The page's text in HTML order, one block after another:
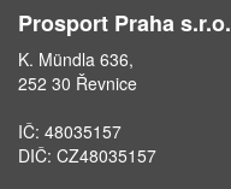
Prosport Praha s.r.o.
K. Mündla 636,
252 30 Řevnice
IČ: 48035157
DIČ: CZ48035157